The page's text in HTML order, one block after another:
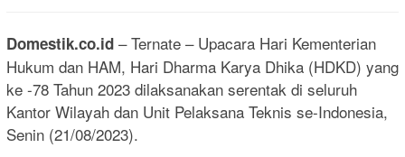
Domestik.co.id – Ternate – Upacara Hari Kementerian
Hukum dan HAM, Hari Dharma Karya Dhika (HDKD) yang
ke -78 Tahun 2023 dilaksanakan serentak di seluruh
Kantor Wilayah dan Unit Pelaksana Teknis se-Indonesia,
Senin (21/08/2023).